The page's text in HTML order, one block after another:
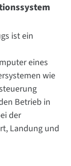
ist ein
eines
wie
Betrieb in
der
Landung und